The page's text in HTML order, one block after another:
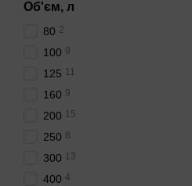
Об'єм, л
80 2
100 9
125 11
160 9
200 15
250 8
300 13
400 4